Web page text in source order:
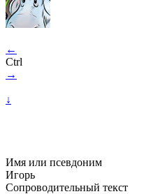
←
Ctrl
→
↓
Имя или псевдоним
Игорь
Сопроводительный текст